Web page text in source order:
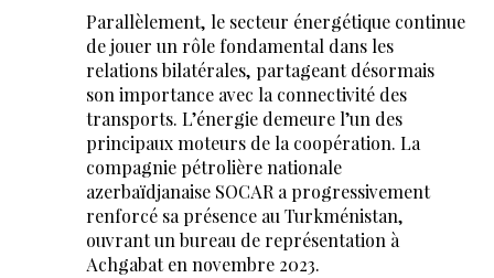
Parallèlement, le secteur énergétique continue
de jouer un rôle fondamental dans les
relations bilatérales, partageant désormais
son importance avec la connectivité des
transports. L’énergie demeure l’un des
principaux moteurs de la coopération. La
compagnie pétrolière nationale
azerbaïdjanaise SOCAR a progressivement
renforcé sa présence au Turkménistan,
ouvrant un bureau de représentation à
Achgabat en novembre 2023.